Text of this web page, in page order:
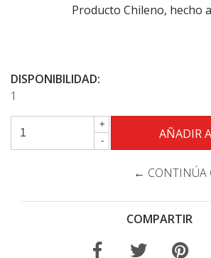
Producto Chileno, hecho
DISPONIBILIDAD:
1
+
-
← CONTINÚA
COMPARTIR